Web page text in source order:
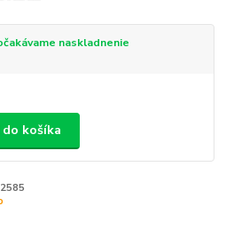
naskladnenie
košíka